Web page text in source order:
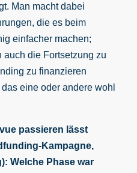
Man macht dabei
die es beim
einfacher machen;
die Fortsetzung zu
zu finanzieren
eine oder andere wohl
passieren lässt
Kampagne,
Welche Phase war